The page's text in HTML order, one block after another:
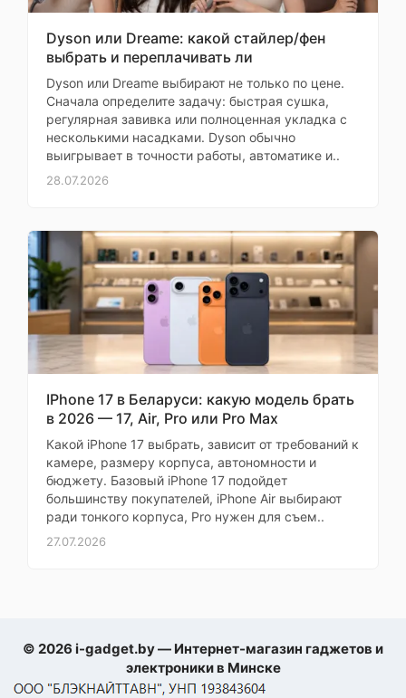
Самовывозе
заранее
любого типа: кудрявых,
непослушных и тонких.
Основные
Тип
фен
температуры
и воздушного
потока
Цвет
оранжевый,
Функциональные
особенности
Термодатчик
Регулировка
степени
нагрева
4 ступ.
Регулировка
холодного
Professional HD18
в восторге! Фен
очень мощный,
волосы сохнут
моментально
Моя оценка —
Термодатчик защищает
волосы от перегрева,
Независимая
регулировка
температуры и потока –
супер удобно. Нашла
его только в этом
магазине по хорошей
цене. Консультанты
дали грамотные советы.
Доставка быстрая, за 2
дня. Оригинальный
товар, качество на
высоте. Очень доволен!
Мария Сидорова
хорошая вещь
Моя оценка —
Dyson или Dreame: какой стайлер/фен
выбрать и переплачивать ли
Dyson или Dreame выбирают не только по цене.
Сначала определите задачу: быстрая сушка,
регулярная завивка или полноценная укладка с
несколькими насадками. Dyson обычно
выигрывает в точности работы, автоматике и..
28.07.2026
IPhone 17 в Беларуси: какую модель брать
в 2026 — 17, Air, Pro или Pro Max
Какой iPhone 17 выбрать, зависит от требований к
камере, размеру корпуса, автономности и
бюджету. Базовый iPhone 17 подойдет
большинству покупателей, iPhone Air выбирают
ради тонкого корпуса, Pro нужен для съем..
27.07.2026
© 2026 i-gadget.by — Интернет-магазин гаджетов и
электроники в Минске